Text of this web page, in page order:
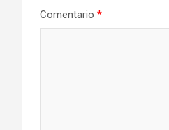
Comentario *